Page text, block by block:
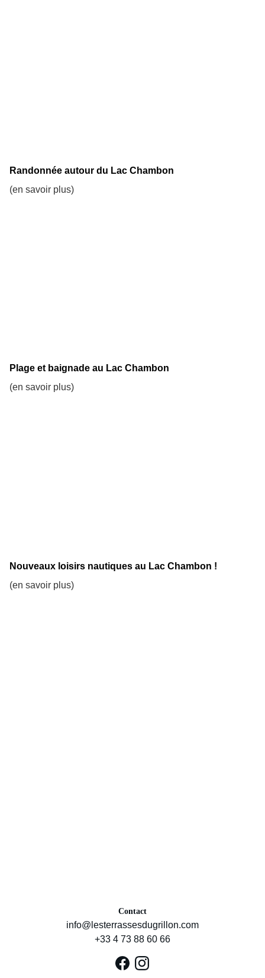
Randonnée autour du Lac Chambon
(en savoir plus)
Plage et baignade au Lac Chambon
(en savoir plus)
Nouveaux loisirs nautiques au Lac Chambon !
(en savoir plus)
Contact
info@lesterrassesdugrillon.com
+33 4 73 88 60 66